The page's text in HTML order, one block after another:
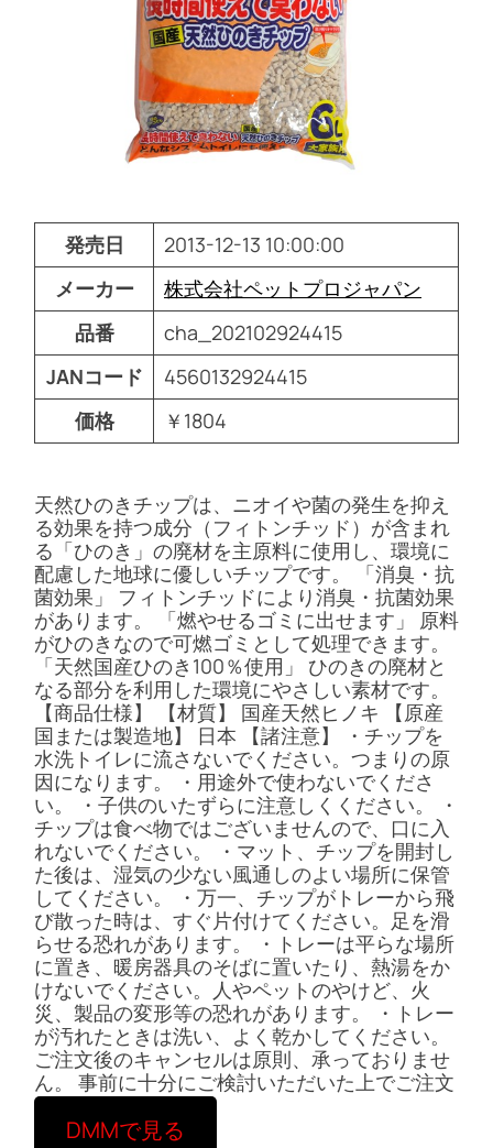
発売日
2013-12-13 10:00:00
メーカー
株式会社ペットプロジャパン
品番
cha_202102924415
JANコード
4560132924415
価格
￥1804
天然ひのきチップは、ニオイや菌の発生を抑え
る効果を持つ成分（フィトンチッド）が含まれ
る「ひのき」の廃材を主原料に使用し、環境に
配慮した地球に優しいチップです。 「消臭・抗
菌効果」 フィトンチッドにより消臭・抗菌効果
があります。 「燃やせるゴミに出せます」 原料
がひのきなので可燃ゴミとして処理できます。
「天然国産ひのき100％使用」 ひのきの廃材と
なる部分を利用した環境にやさしい素材です。
【商品仕様】 【材質】 国産天然ヒノキ 【原産
国または製造地】 日本 【諸注意】 ・チップを
水洗トイレに流さないでください。つまりの原
因になります。 ・用途外で使わないでくださ
い。 ・子供のいたずらに注意しくください。 ・
チップは食べ物ではございませんので、口に入
れないでください。 ・マット、チップを開封し
た後は、湿気の少ない風通しのよい場所に保管
してください。 ・万一、チップがトレーから飛
び散った時は、すぐ片付けてください。足を滑
らせる恐れがあります。 ・トレーは平らな場所
に置き、暖房器具のそばに置いたり、熱湯をか
けないでください。人やペットのやけど、火
災、製品の変形等の恐れがあります。 ・トレー
が汚れたときは洗い、よく乾かしてください。
ご注文後のキャンセルは原則、承っておりませ
ん。 事前に十分にご検討いただいた上でご注文
ください。
DMMで見る